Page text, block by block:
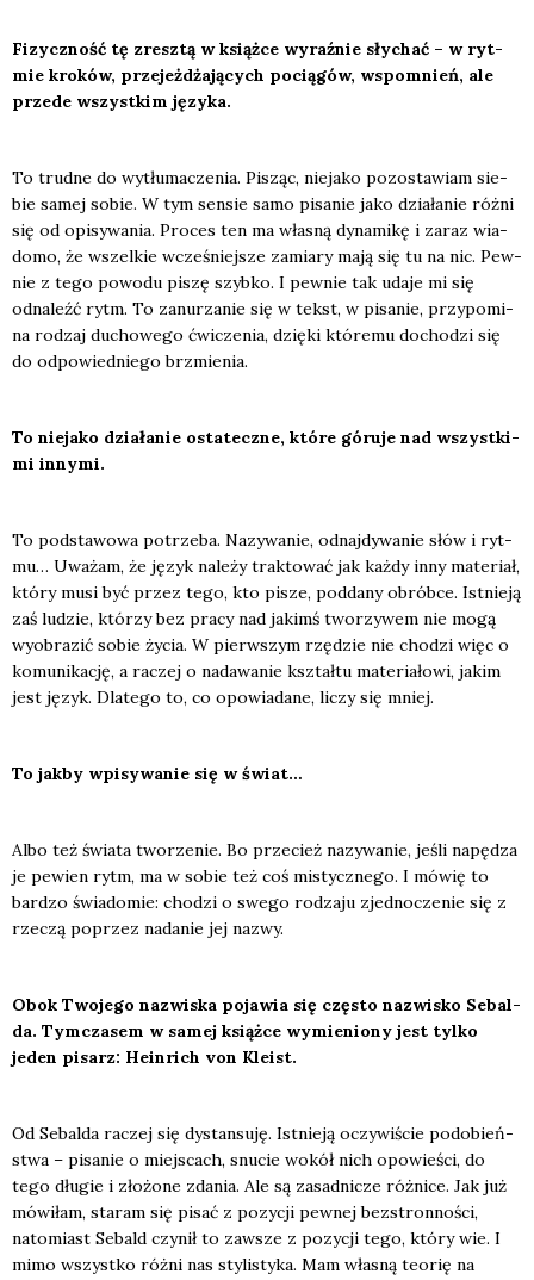
Fizycz­ność tę zresz­tą w książ­ce wyraź­nie sły­chać – w ryt­
mie kro­ków, prze­jeż­dża­ją­cych pocią­gów, wspo­mnień, ale
przede wszyst­kim języ­ka.
To trud­ne do wytłu­ma­cze­nia. Pisząc, nie­ja­ko pozo­sta­wiam sie­
bie samej sobie. W tym sen­sie samo pisa­nie jako dzia­ła­nie róż­ni
się od opi­sy­wa­nia. Pro­ces ten ma wła­sną dyna­mi­kę i zaraz wia­
do­mo, że wszel­kie wcze­śniej­sze zamia­ry mają się tu na nic. Pew­
nie z tego powo­du piszę szyb­ko. I pew­nie tak uda­je mi się
odna­leźć rytm. To zanu­rza­nie się w tekst, w pisa­nie, przy­po­mi­
na rodzaj ducho­we­go ćwi­cze­nia, dzię­ki któ­re­mu docho­dzi się
do odpo­wied­nie­go brzmie­nia.
To nie­ja­ko dzia­ła­nie osta­tecz­ne, któ­re góru­je nad wszyst­ki­
mi inny­mi.
To pod­sta­wo­wa potrze­ba. Nazy­wa­nie, odnaj­dy­wa­nie słów i ryt­
mu… Uwa­żam, że język nale­ży trak­to­wać jak każ­dy inny mate­riał,
któ­ry musi być przez tego, kto pisze, pod­da­ny obrób­ce. Ist­nie­ją
zaś ludzie, któ­rzy bez pra­cy nad jakimś two­rzy­wem nie mogą
wyobra­zić sobie życia. W pierw­szym rzę­dzie nie cho­dzi więc o
komu­ni­ka­cję, a raczej o nada­wa­nie kształ­tu mate­ria­ło­wi, jakim
jest język. Dla­te­go to, co opo­wia­da­ne, liczy się mniej.
To jak­by wpi­sy­wa­nie się w świat…
Albo też świa­ta two­rze­nie. Bo prze­cież nazy­wa­nie, jeśli napę­dza
je pewien rytm, ma w sobie też coś mistycz­ne­go. I mówię to
bar­dzo świa­do­mie: cho­dzi o swe­go rodza­ju zjed­no­cze­nie się z
rze­czą poprzez nada­nie jej nazwy.
Obok Two­je­go nazwi­ska poja­wia się czę­sto nazwi­sko Sebal­
da. Tym­cza­sem w samej książ­ce wymie­nio­ny jest tyl­ko
jeden pisarz: Hein­rich von Kle­ist.
Od Sebal­da raczej się dystan­su­ję. Ist­nie­ją oczy­wi­ście podo­bień­
stwa – pisa­nie o miej­scach, snu­cie wokół nich opo­wie­ści, do
tego dłu­gie i zło­żo­ne zda­nia. Ale są zasad­ni­cze róż­ni­ce. Jak już
mówi­łam, sta­ram się pisać z pozy­cji pew­nej bez­stron­no­ści,
nato­miast Sebald czy­nił to zawsze z pozy­cji tego, któ­ry wie. I
mimo wszyst­ko róż­ni nas sty­li­sty­ka. Mam wła­sną teo­rię na